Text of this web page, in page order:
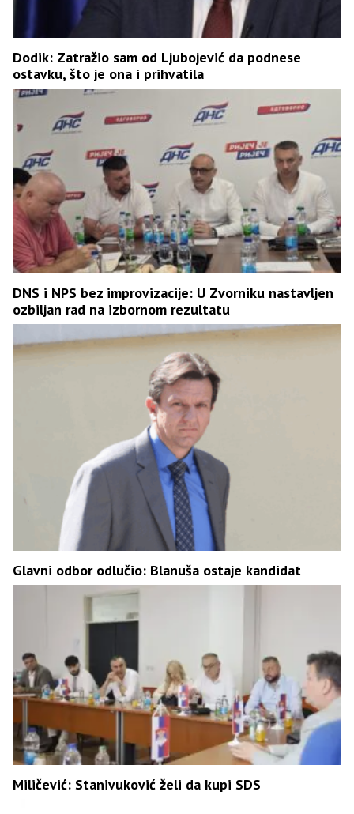
Dodik: Zatražio sam od Ljubojević da podnese
ostavku, što je ona i prihvatila
DNS i NPS bez improvizacije: U Zvorniku nastavljen
ozbiljan rad na izbornom rezultatu
Glavni odbor odlučio: Blanuša ostaje kandidat
Miličević: Stanivuković želi da kupi SDS